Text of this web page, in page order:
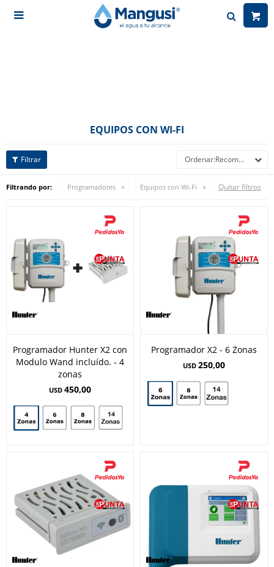

EQUIPOS CON WI-FI
Recomendados
Filtrando por: Programadores Equipos con Wi-Fi Quitar filtros
Programador Hunter X2 con
Modulo Wand incluído. - 4
zonas
USD 450,00
Programador X2 - 6 Zonas
USD 250,00